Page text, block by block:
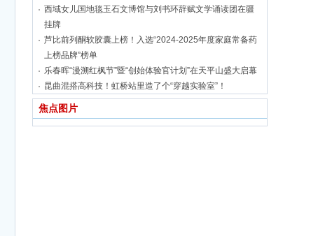
西域女儿国地毯玉石文博馆与刘书环辞赋文学诵读团在疆
挂牌
芦比前列酮软胶囊上榜！入选“2024-2025年度家庭常备药
上榜品牌”榜单
乐春晖“漫溯红枫节”暨“创始体验官计划”在天平山盛大启幕
昆曲混搭高科技！虹桥站里造了个“穿越实验室”！
焦点图片